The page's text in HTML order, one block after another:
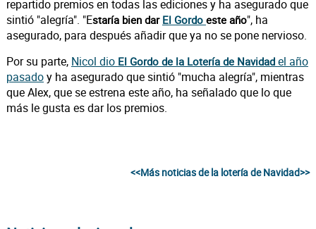
repartido premios en todas las ediciones y ha asegurado que
sintió "alegría". "Estaría bien dar El Gordo este año", ha
asegurado, para después añadir que ya no se pone nervioso.
Por su parte, Nicol dio El Gordo de la Lotería de Navidad el año
pasadoy ha asegurado que sintió "mucha alegría", mientras
que Alex, que se estrena este año, ha señalado que lo que
más le gusta es dar los premios.
<<Más noticias de la lotería de Navidad>>